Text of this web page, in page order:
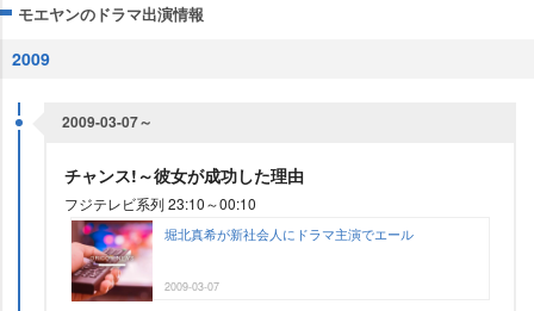
モエヤンのドラマ出演情報
2009
2009-03-07～
チャンス!～彼女が成功した理由
フジテレビ系列 23:10～00:10
堀北真希が新社会人にドラマ主演でエール
2009-03-07